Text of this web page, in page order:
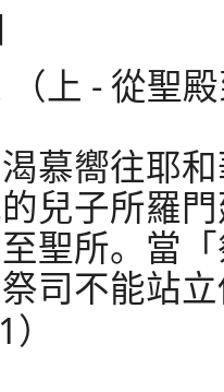
（上 - 從聖
慕嚮往耶
兒子所羅
聖所。當
司不能站
）